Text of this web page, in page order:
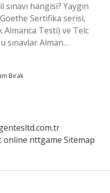
hangisi? Yaygın
Goethe Sertifika serisi,
Almanca Testi) ve Telc
sınavlar Alman…
Bırak
online nttgame Sitemap